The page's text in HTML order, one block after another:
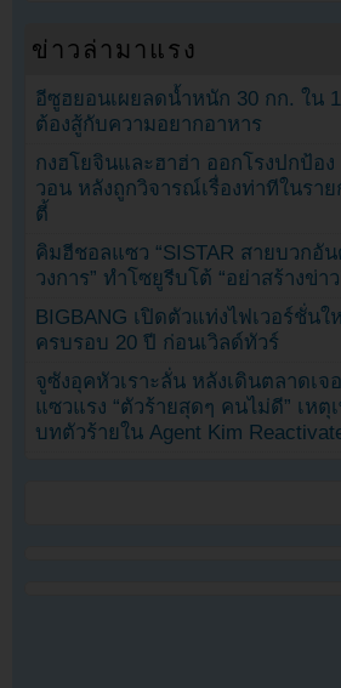
ข่าวล่ามาแรง
อีซูฮยอนเผยลดน้ำหนัก 30 กก. ใน
ต้องสู้กับความอยากอาหาร
กงฮโยจินและฮาฮ่า ออกโรงปกป้อง
วอน หลังถูกวิจารณ์เรื่องท่าทีในราย
ตี้
คิมฮีชอลแซว “SISTAR สายบวกอั
วงการ” ทำโซยูรีบโต้ “อย่าสร้างข่า
BIGBANG เปิดตัวแท่งไฟเวอร์ชั่นใ
ครบรอบ 20 ปี ก่อนเวิลด์ทัวร์
จูซังอุคหัวเราะลั่น หลังเดินตลาดเจ
แซวแรง “ตัวร้ายสุดๆ คนไม่ดี” เหตุ
บทตัวร้ายใน Agent Kim